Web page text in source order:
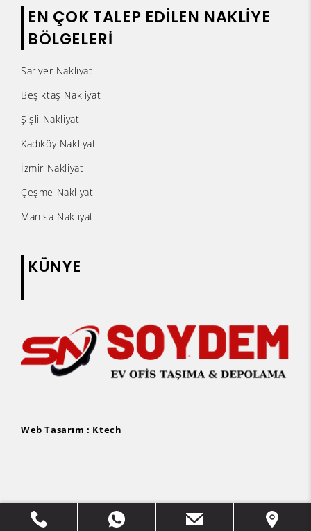
EN ÇOK TALEP EDİLEN NAKLİYE
BÖLGELERİ
Sarıyer Nakliyat
Beşiktaş Nakliyat
Şişli Nakliyat
Kadıköy Nakliyat
İzmir Nakliyat
Çeşme Nakliyat
Manisa Nakliyat
KÜNYE
Web Tasarım : Ktech